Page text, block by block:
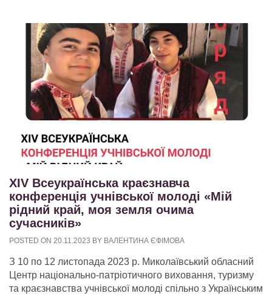
ХІV Всеукраїнська краєзнавча
конференція учнівської молоді «Мій
рідний край, моя земля очима
сучасників»
POSTED ON 20.11.2023 BY ВАЛЕНТИНА ЄФІМОВА
З 10 по 12 листопада 2023 р. Миколаївський обласний
Центр національно-патріотичного виховання, туризму
та краєзнавства учнівської молоді спільно з Українським